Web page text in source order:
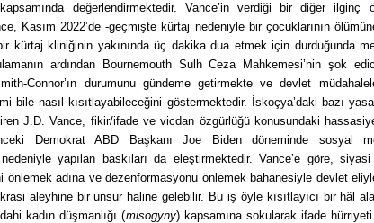
değerlendirmektedir. Vance’in verdiği bir diğer ilginç
Kasım 2022’de -geçmişte kürtaj nedeniyle bir çocuklarının
kürtaj kliniğinin yakınında üç dakika dua etmek için durduğunda
ardından Bournemouth Sulh Ceza Mahkemesi’nin şok
Connor’ın durumunu gündeme getirmekte ve devlet
bile nasıl kısıtlayabileceğini göstermektedir. İskoçya’daki bazı
J.D. Vance, fikir/ifade ve vicdan özgürlüğü konusundaki
Demokrat ABD Başkanı Joe Biden döneminde sosyal
yapılan baskıları da eleştirmektedir. Vance’e göre,
önlemek adına ve dezenformasyonu önlemek bahanesiyle devlet
aleyhine bir unsur haline gelebilir. Bu iş öyle kısıtlayıcı bir hâl
kadın düşmanlığı (misogyny) kapsamına sokularak ifade